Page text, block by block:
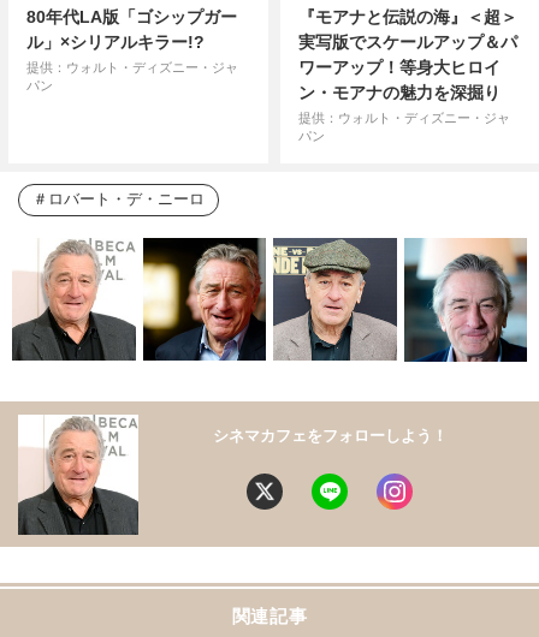
80年代LA版「ゴシップガー
ル」×シリアルキラー!?
提供：ウォルト・ディズニー・ジャ
パン
『モアナと伝説の海』＜超＞
実写版でスケールアップ＆パ
ワーアップ！等身大ヒロイ
ン・モアナの魅力を深掘り
提供：ウォルト・ディズニー・ジャ
パン
ロバート・デ・ニーロ
シネマカフェをフォローしよう！
関連記事